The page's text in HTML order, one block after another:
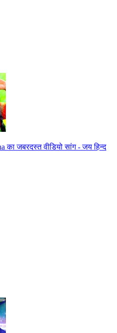
का जबरदस्त वीडियो सांग - जय हिन्द